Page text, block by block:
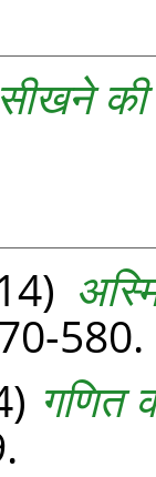
सीखने
580.
गणित